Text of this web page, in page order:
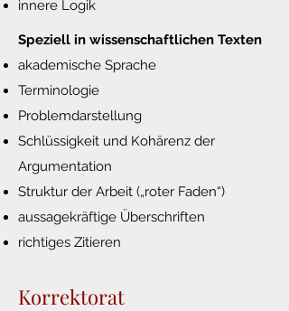
innere Logik​
Speziell in wissenschaftlichen Texten
akademische Sprache
Terminologie
Problemdarstellung
Schlüssigkeit und Kohärenz der
Argumentation
Struktur der Arbeit („roter Faden“)
aussagekräftige Überschriften
richtiges Zitieren
Korrektorat